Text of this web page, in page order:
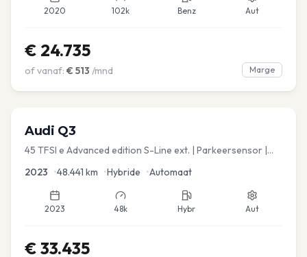
2020 102k Benz Aut
€ 24.735
of vanaf: € 513 /mnd Marge
Audi Q3
45 TFSI e Advanced edition S-Line ext. | Parkeersensor |
2023 •48.441 km •Hybride •Automaat
2023 48k Hybr Aut
€ 33.435